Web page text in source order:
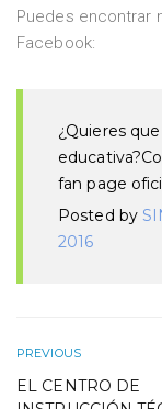
Puedes encontrar
Facebook:
¿Quieres
fan page
Posted by
2016
PREVIOUS
EL CENTRO DE